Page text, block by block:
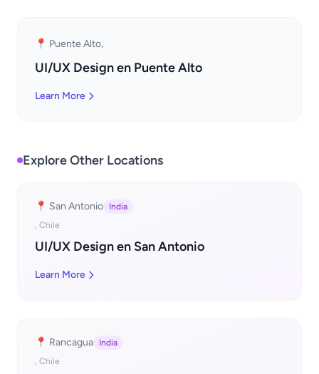
📍 Puente Alto,
UI/UX Design en Puente Alto
Learn More
Explore Other Locations
📍 San Antonio
India
, Chile
UI/UX Design en San Antonio
Learn More
📍 Rancagua
India
, Chile